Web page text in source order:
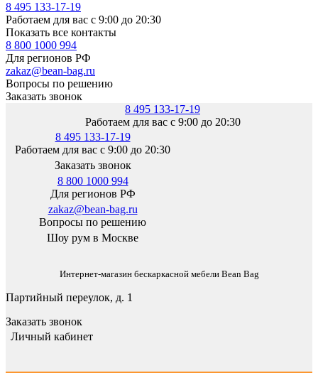
8 495 133-17-19
Работаем для вас с 9:00 до 20:30
Показать все контакты
8 800 1000 994
Для регионов РФ
zakaz@bean-bag.ru
Вопросы по решению
Заказать звонок
8 495 133-17-19
Работаем для вас с 9:00 до 20:30
8 495 133-17-19
Работаем для вас с 9:00 до 20:30
Заказать звонок
8 800 1000 994
Для регионов РФ
zakaz@bean-bag.ru
Вопросы по решению
Шоу рум в Москве
Интернет-магазин бескаркасной мебели Bean Bag
Партийный переулок, д. 1
Заказать звонок
Личный кабинет